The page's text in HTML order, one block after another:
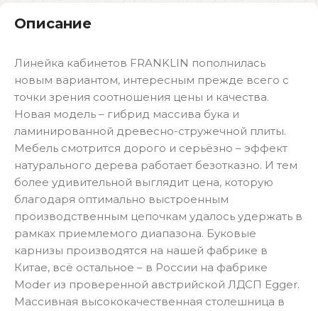
Описание
Линейка кабинетов FRANKLIN пополнилась
новым вариантом, интересным прежде всего с
точки зрения соотношения цены и качества.
Новая модель – гибрид массива бука и
ламинированной древесно-стружечной плиты.
Мебель смотрится дорого и серьёзно – эффект
натурального дерева работает безотказно. И тем
более удивительной выглядит цена, которую
благодаря оптимально выстроенным
производственным цепочкам удалось удержать в
рамках приемлемого диапазона. Буковые
карнизы производятся на нашей фабрике в
Китае, всё остальное – в России на фабрике
Moder из проверенной австрийской ЛДСП Egger.
Массивная высококачественная столешница в